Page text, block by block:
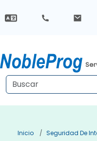
Inicio
Seguridad De